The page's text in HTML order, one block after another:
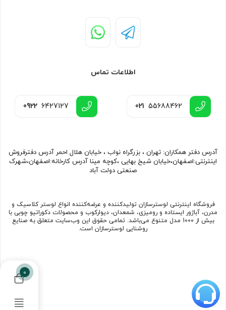
0
اطلاعات تماس
021 55688462
0922 6427127
آدرس دفتر همکاران: تهران ، بزرگراه نواب ، خیابان هلال احمر آدرس دفترفروش
اینترنتی:اصفهان،خیابان شیخ بهایی ،کوچه مینا آدرس کارخانه:اصفهان،شهرک
صنعتی دولت آباد
فروشگاه اینترنتی لوسترسازان تولیدکننده و عرضه‌کننده انواع لوستر کلاسیک و
مدرن، آباژور ایستاده و رومیزی، شمعدان، دیوارکوب و محصولات دکوراتیو چوبی با
بیش از 1000 مدل متنوع می‌باشد. تمامی حقوق این وب‌سایت متعلق به صنایع
روشنایی لوسترسازان است.